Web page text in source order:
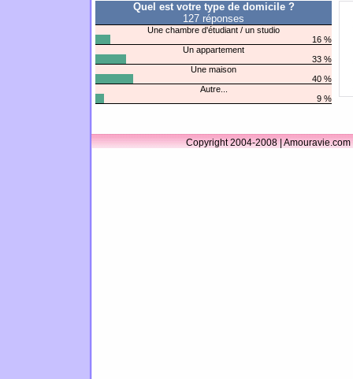
Quel est votre type de domicile ?
127 réponses
Une chambre d'étudiant / un studio
16 %
Un appartement
33 %
Une maison
40 %
Autre...
9 %
Copyright 2004-2008 |